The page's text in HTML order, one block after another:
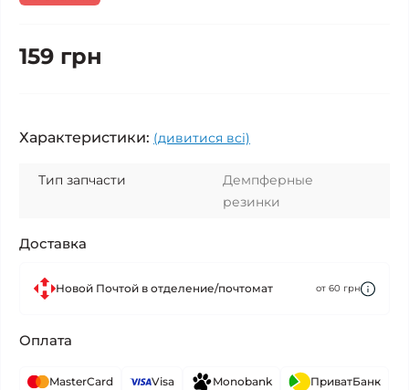
159 грн
Характеристики: (дивитися всі)
Тип запчасти
Демпферные
резинки
Доставка
Новой Почтой в отделение/почтомат от 60 грн
Оплата
MasterCard Visa Monobank ПриватБанк